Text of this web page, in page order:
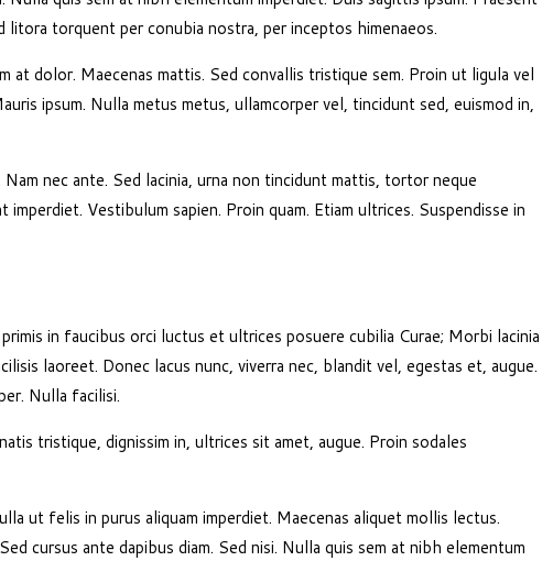
litora torquent per conubia nostra, per inceptos himenaeos.
at dolor. Maecenas mattis. Sed convallis tristique sem. Proin ut ligula vel
ipsum. Nulla metus metus, ullamcorper vel, tincidunt sed, euismod in,
nec ante. Sed lacinia, urna non tincidunt mattis, tortor neque
Vestibulum sapien. Proin quam. Etiam ultrices. Suspendisse in
in faucibus orci luctus et ultrices posuere cubilia Curae; Morbi lacinia
laoreet. Donec lacus nunc, viverra nec, blandit vel, egestas et, augue.
Nulla facilisi.
tristique, dignissim in, ultrices sit amet, augue. Proin sodales
ut felis in purus aliquam imperdiet. Maecenas aliquet mollis lectus.
cursus ante dapibus diam. Sed nisi. Nulla quis sem at nibh elementum